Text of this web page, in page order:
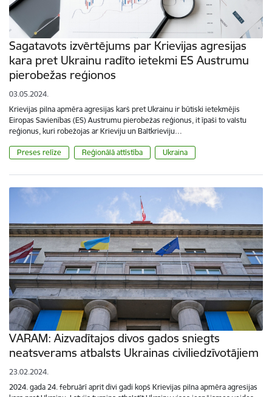
Sagatavots izvērtējums par Krievijas agresijas
kara pret Ukrainu radīto ietekmi ES Austrumu
pierobežas reģionos
03.05.2024.
Krievijas pilna apmēra agresijas karš pret Ukrainu ir būtiski ietekmējis
Eiropas Savienības (ES) Austrumu pierobežas reģionus, it īpaši to valstu
reģionus, kuri robežojas ar Krieviju un Baltkrieviju…
Preses relīze Reģionālā attīstība Ukraina
VARAM: Aizvadītajos divos gados sniegts
neatsverams atbalsts Ukrainas civiliedzīvotājiem
23.02.2024.
2024. gada 24. februārī aprit divi gadi kopš Krievijas pilna apmēra agresijas